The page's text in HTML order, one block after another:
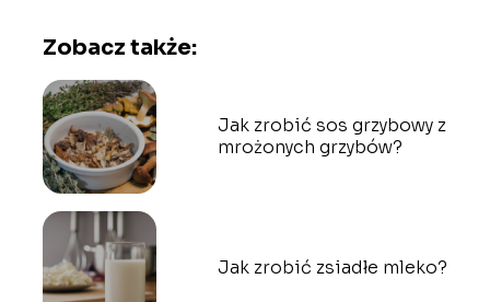
Zobacz także:
Jak zrobić sos grzybowy z
mrożonych grzybów?
Jak zrobić zsiadłe mleko?